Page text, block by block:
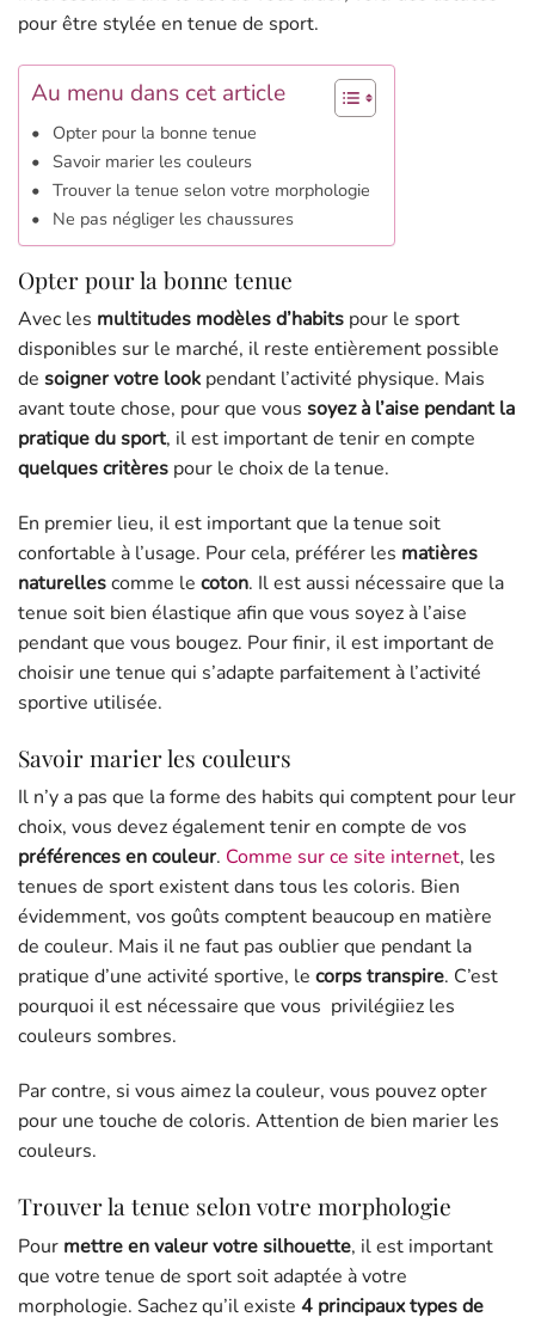
pour être stylée en tenue de sport.
Au menu dans cet article
Opter pour la bonne tenue
Savoir marier les couleurs
Trouver la tenue selon votre morphologie
Ne pas négliger les chaussures
Opter pour la bonne tenue
Avec les multitudes modèles d’habits pour le sport
disponibles sur le marché, il reste entièrement possible
de soigner votre look pendant l’activité physique. Mais
avant toute chose, pour que vous soyez à l’aise pendant la
pratique du sport, il est important de tenir en compte
quelques critères pour le choix de la tenue.
En premier lieu, il est important que la tenue soit
confortable à l’usage. Pour cela, préférer les matières
naturellescomme le coton. Il est aussi nécessaire que la
tenue soit bien élastique afin que vous soyez à l’aise
pendant que vous bougez. Pour finir, il est important de
choisir une tenue qui s’adapte parfaitement à l’activité
sportive utilisée.
Savoir marier les couleurs
Il n’y a pas que la forme des habits qui comptent pour leur
choix, vous devez également tenir en compte de vos
préférences en couleur. Comme sur ce site internet, les
tenues de sport existent dans tous les coloris. Bien
évidemment, vos goûts comptent beaucoup en matière
de couleur. Mais il ne faut pas oublier que pendant la
pratique d’une activité sportive, le corps transpire. C’est
pourquoi il est nécessaire que vous privilégiiez les
couleurs sombres.
Par contre, si vous aimez la couleur, vous pouvez opter
pour une touche de coloris. Attention de bien marier les
couleurs.
Trouver la tenue selon votre morphologie
Pour mettre en valeur votre silhouette, il est important
que votre tenue de sport soit adaptée à votre
morphologie. Sachez qu’il existe 4 principaux types de